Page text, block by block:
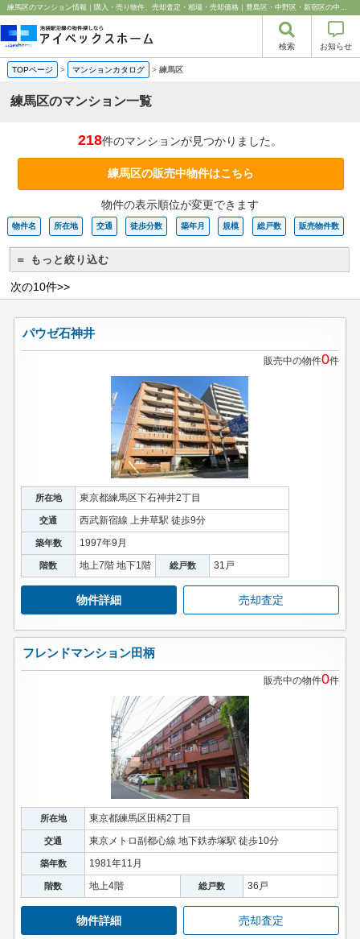
練馬区のマンション情報｜購入・売り物件、売却査定・相場・売却価格｜豊島区・中野区・新宿区の中古マンション・リノベーション情報なら池袋のアイベックスホーム！
検索 お知らせ
TOPページ > マンションカタログ > 練馬区
練馬区のマンション一覧
218件のマンションが見つかりました。
練馬区の販売中物件はこちら
物件の表示順位が変更できます
物件名 所在地 交通 徒歩分数 築年月 規模 総戸数 販売物件数
＝ もっと絞り込む
次の10件>>
パウゼ石神井
販売中の物件0件
所在地 東京都練馬区下石神井2丁目
交通 西武新宿線 上井草駅 徒歩9分
築年数 1997年9月
階数 地上7階 地下1階 総戸数 31戸
物件詳細 売却査定
フレンドマンション田柄
販売中の物件0件
所在地 東京都練馬区田柄2丁目
交通 東京メトロ副都心線 地下鉄赤塚駅 徒歩10分
築年数 1981年11月
階数 地上4階 総戸数 36戸
物件詳細 売却査定